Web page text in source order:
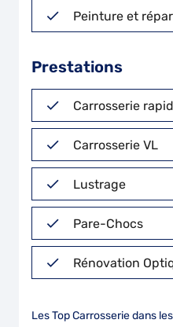
Peinture et
Prestations
Carrosserie
Carrosserie VL
Lustrage
Pare-Chocs
Rénovation
Les Top Carrosserie dans